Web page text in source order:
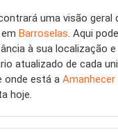
uma visão geral
em Barroselas. Aqui
à sua localização e
atualizado de cada
onde está a Amanhecer
hoje.